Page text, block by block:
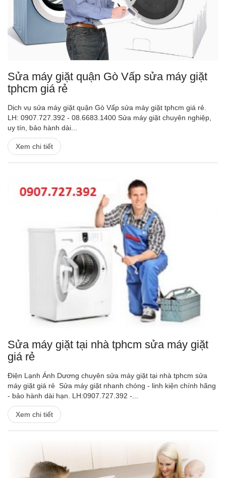
Sửa máy giặt quận Gò Vấp sửa máy giặt
tphcm giá rẻ
Dịch vụ sửa máy giặt quận Gò Vấp sửa máy giặt tphcm giá rẻ.
LH: 0907.727.392 - 08.6683.1400 Sửa máy giặt chuyên nghiệp,
uy tín, bảo hành dài...
Xem chi tiết
Sửa máy giặt tại nhà tphcm sửa máy giặt
giá rẻ
Điện Lạnh Ánh Dương chuyên sửa máy giặt tại nhà tphcm sửa
máy giặt giá rẻ Sửa máy giặt nhanh chóng - linh kiện chính hãng
- bảo hành dài hạn. LH:0907.727.392 -...
Xem chi tiết